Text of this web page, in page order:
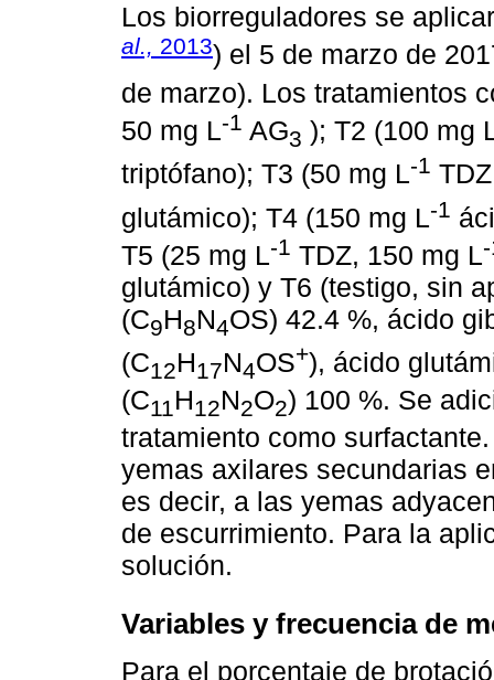
Los biorreguladores se
al., 2013) el 5 de marzo de
de marzo). Los tratamientos
50 mg L-1 AG3 ); T2 (100 mg
triptófano); T3 (50 mg L-1
glutámico); T4 (150 mg L-1
T5 (25 mg L-1 TDZ, 150 mg L
glutámico) y T6 (testigo, sin
(C9H8N4OS) 42.4 %, ácido
(C12H17N4OS+), ácido
(C11H12N2O2) 100 %. Se
tratamiento como
yemas axilares secundarias
es decir, a las yemas
de escurrimiento. Para la
solución.
Variables y frecuencia de
Para el porcentaje de